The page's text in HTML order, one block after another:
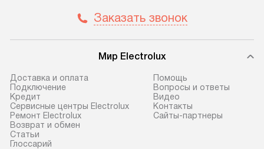
Заказать звонок
Мир Electrolux
Доставка и оплата
Подключение
Кредит
Сервисные центры Electrolux
Ремонт Electrolux
Возврат и обмен
Cтатьи
Глоссарий
Помощь
Вопросы и ответы
Видео
Контакты
Сайты-партнеры